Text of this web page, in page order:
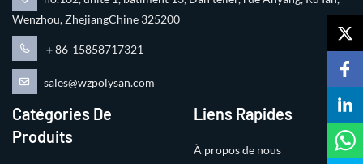
Wenzhou, ZhejiangChine 325200
＋86-15858717321
sales@wzpolysan.com
Catégories De
Produits
Liens Rapides
À propos de nous